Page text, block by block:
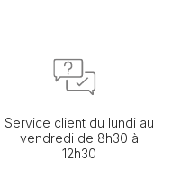
Service client du lundi au
vendredi de 8h30 à
12h30